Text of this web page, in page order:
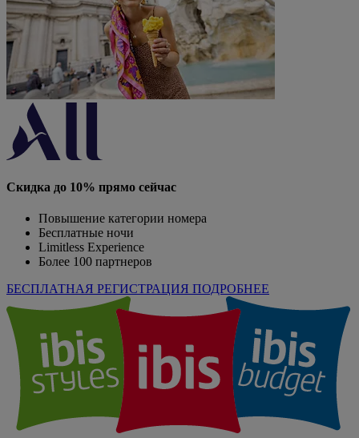
Скидка до 10% прямо сейчас
Повышение категории номера
Бесплатные ночи
Limitless Experience
Более 100 партнеров
БЕСПЛАТНАЯ РЕГИСТРАЦИЯ ПОДРОБНЕЕ